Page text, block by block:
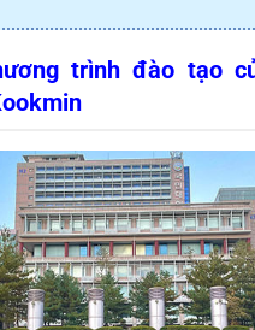
trình đào tạo